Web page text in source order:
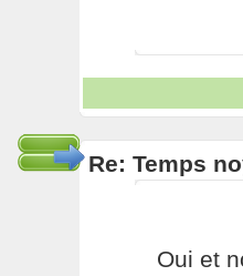
Re: Temps
Oui et